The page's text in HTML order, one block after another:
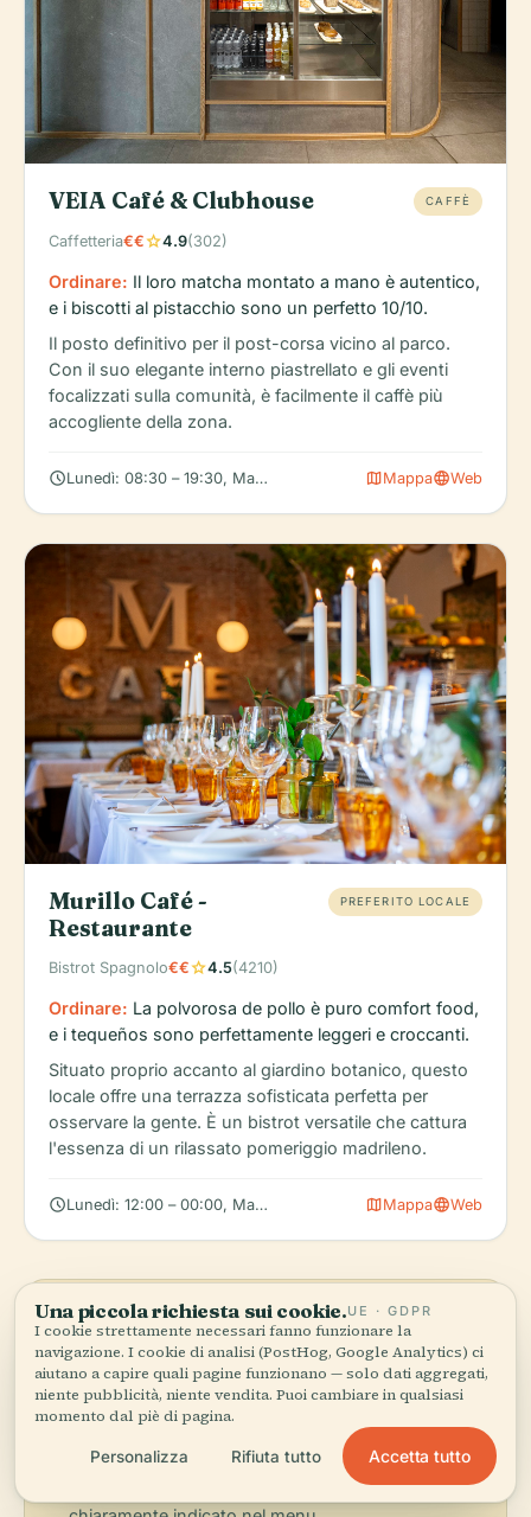
VEIA Café & Clubhouse CAFFÈ
Caffetteria€€star4.9(302)
Ordinare: Il loro matcha montato a mano è autentico,
e i biscotti al pistacchio sono un perfetto 10/10.
Il posto definitivo per il post-corsa vicino al parco.
Con il suo elegante interno piastrellato e gli eventi
focalizzati sulla comunità, è facilmente il caffè più
accogliente della zona.
scheduleLunedì: 08:30 – 19:30, Martedì: 08:30 – 19:30, Mercoledì: 08:30
mapMappalanguageWeb
Murillo Café -
Restaurante
PREFERITO LOCALE
Bistrot Spagnolo€€star4.5(4210)
Ordinare: La polvorosa de pollo è puro comfort food,
e i tequeños sono perfettamente leggeri e croccanti.
Situato proprio accanto al giardino botanico, questo
locale offre una terrazza sofisticata perfetta per
osservare la gente. È un bistrot versatile che cattura
l'essenza di un rilassato pomeriggio madrileno.
scheduleLunedì: 12:00 – 00:00, Martedì: 12:00 – 00:00, Mercoledì: 12:00
mapMappalanguageWeb
infoConsigli gastronomici
checkIl pranzo viene solitamente servito tra le 14:00 e le
16:00; la cena dalle 20:00 alle 22:00.
checkLa mancia è facoltativa; arrotondare il conto o
I costi del servizio sono illegali; se vedi un addebito
per 'cubierto' o per il pane, verifica che sia
Una piccola richiesta sui cookie.UE · GDPR
I cookie strettamente necessari fanno funzionare la
navigazione. I cookie di analisi (PostHog, Google Analytics) ci
aiutano a capire quali pagine funzionano — solo dati aggregati,
niente pubblicità, niente vendita. Puoi cambiare in qualsiasi
momento dal piè di pagina.
Personalizza Rifiuta tutto Accetta tutto